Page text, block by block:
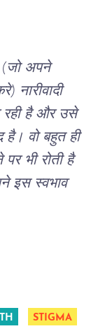
जो अपने
) नारीवादी
रही है और उसे
है। वो बहुत ही
पर भी रोती है
इस स्वभाव
STIGMA